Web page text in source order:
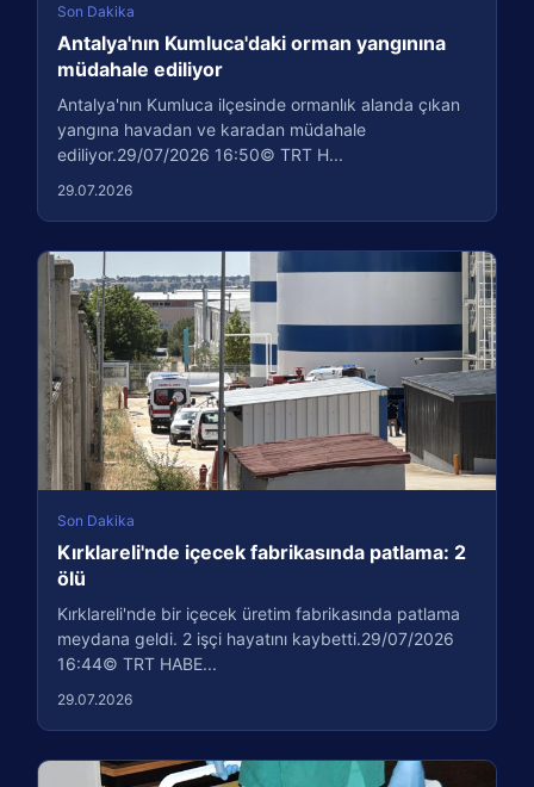
Son Dakika
Antalya'nın Kumluca'daki orman yangınına
müdahale ediliyor
Antalya'nın Kumluca ilçesinde ormanlık alanda çıkan
yangına havadan ve karadan müdahale
ediliyor.29/07/2026 16:50© TRT H...
29.07.2026
Son Dakika
Kırklareli'nde içecek fabrikasında patlama: 2
ölü
Kırklareli'nde bir içecek üretim fabrikasında patlama
meydana geldi. 2 işçi hayatını kaybetti.29/07/2026
16:44© TRT HABE...
29.07.2026